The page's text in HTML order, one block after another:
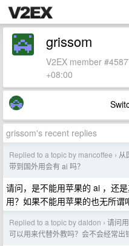
grissom
V2EX member
+08:00
grissom's recent replies
Replied to a topic by mancoffee › 从
带到国外用会有 ai 吗？
请问，是不能用苹果的 ai ，还
用？如果不能用苹果的也无所谓
Replied to a topic by daldon › 请问
可以用来代替外教吗？会不会经常出